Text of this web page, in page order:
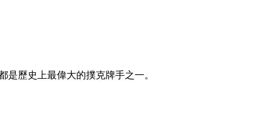
歷史上最偉大的撲克牌手之一。